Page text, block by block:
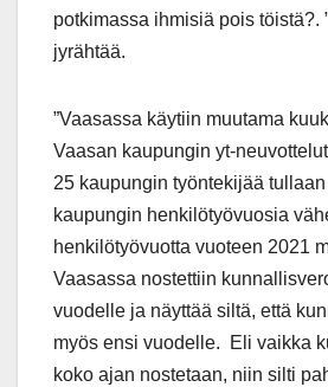
potkimassa ihmisiä pois töistä?.
jyrähtää.
”Vaasassa käytiin muutama
Vaasan kaupungin yt-
25 kaupungin työntekijää
kaupungin henkilötyövuosia
henkilötyövuotta vuoteen 2021
Vaasassa nostettiin
vuodelle ja näyttää siltä, että
myös ensi vuodelle. Eli vaikka
koko ajan nostetaan, niin silti